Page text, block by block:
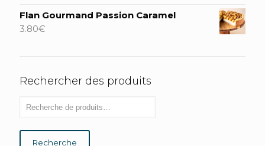
Flan Gourmand Passion Caramel
3.80€
Rechercher des produits
Recherche